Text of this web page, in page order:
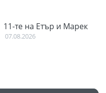
11-те на Етър и Марек
07.08.2026